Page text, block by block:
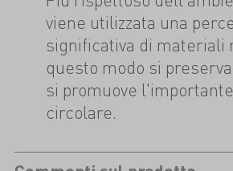
viene utilizzata una
significativa di materiali
questo modo si
si promuove
circolare.